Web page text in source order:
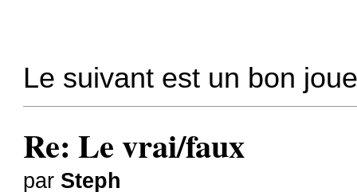
Le suivant est un bon
Re: Le vrai/faux
par Steph